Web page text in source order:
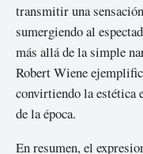
transmitir una
sumergiendo al
más allá de la simple
Robert Wiene
convirtiendo la estética
de la época.
En resumen, el